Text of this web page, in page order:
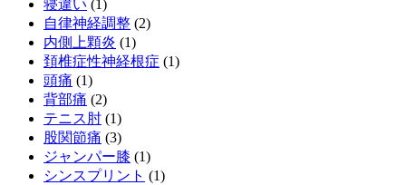
寝違い (1)
自律神経調整 (2)
内側上顆炎 (1)
頚椎症性神経根症 (1)
頭痛 (1)
背部痛 (2)
テニス肘 (1)
股関節痛 (3)
ジャンパー膝 (1)
シンスプリント (1)